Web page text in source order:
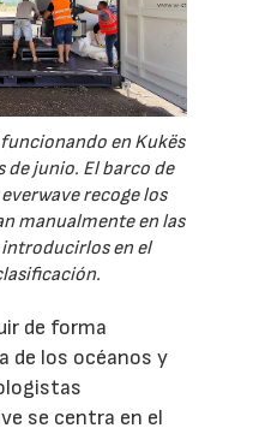
en Kukës
de junio. El barco de
recoge los
manualmente en las
en el
de forma
de los océanos y
se centra en el